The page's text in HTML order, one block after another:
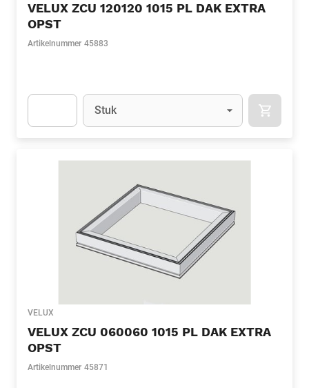
VELUX ZCU 120120 1015 PL DAK EXTRA
OPST
Artikelnummer 45883
Eenheid
Stuk
VELUX
VELUX ZCU 060060 1015 PL DAK EXTRA
OPST
Artikelnummer 45871